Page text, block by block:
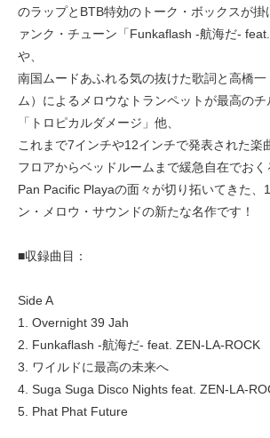
のラップとBTB特効のトーク・ボックスが掛
ァンク・チューン「Funkaflash -航海だ- feat.
や、
南国ムードあふれる気の抜けた歌詞と高橋
ム）によるメロウなトランペットが最高の
「トロピカルダメージ」他、
これまで7インチや12インチで発表された楽
フロアからベッドルームまで緩急自在でおく
Pan Pacific Playaの面々が切り拓いてきた、
ン・メロウ・サウンドの新たな名作です！
■収録曲目：
Side A
1. Overnight 39 Jah
2. Funkaflash -航海だ- feat. ZEN-LA-ROCK
3. ワイルドに最高の未来へ
4. Suga Suga Disco Nights feat. ZEN-LA-
5. Phat Phat Future